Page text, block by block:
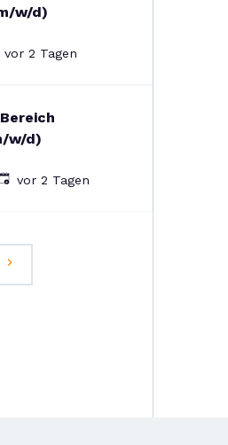
w/d)
:
vor 2 Tagen
w/d)
:
vor 2 Tagen